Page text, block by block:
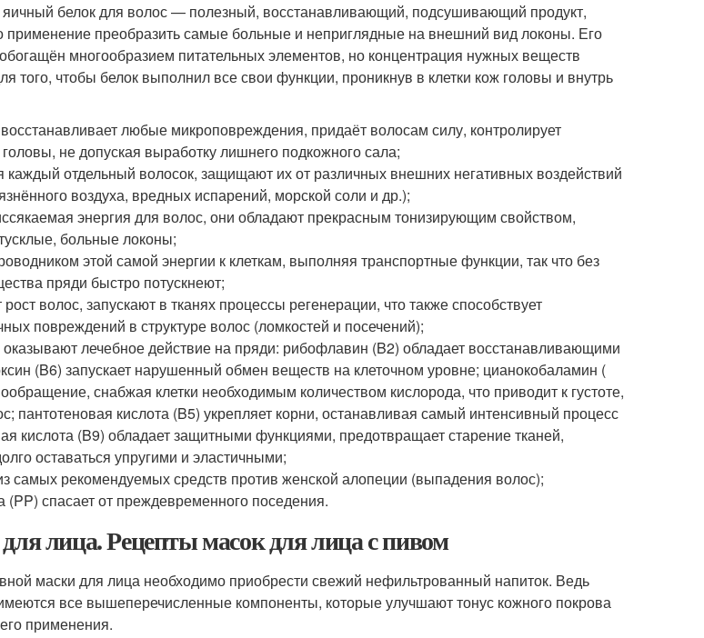
белок для волос — полезный, восстанавливающий, подсушивающий продукт,
применение преобразить самые больные и неприглядные на внешний вид локоны. Его
многообразием питательных элементов, но концентрация нужных веществ
того, чтобы белок выполнил все свои функции, проникнув в клетки кож головы и внутрь
любые микроповреждения, придаёт волосам силу, контролирует
не допуская выработку лишнего подкожного сала;
отдельный волосок, защищают их от различных внешних негативных воздействий
воздуха, вредных испарений, морской соли и др.);
энергия для волос, они обладают прекрасным тонизирующим свойством,
больные локоны;
этой самой энергии к клеткам, выполняя транспортные функции, так что без
пряди быстро потускнеют;
волос, запускают в тканях процессы регенерации, что также способствует
повреждений в структуре волос (ломкостей и посечений);
лечебное действие на пряди: рибофлавин (B2) обладает восстанавливающими
(B6) запускает нарушенный обмен веществ на клеточном уровне; цианокобаламин (
снабжая клетки необходимым количеством кислорода, что приводит к густоте,
пантотеновая кислота (B5) укрепляет корни, останавливая самый интенсивный процесс
кислота (B9) обладает защитными функциями, предотвращает старение тканей,
оставаться упругими и эластичными;
самых рекомендуемых средств против женской алопеции (выпадения волос);
(PP) спасает от преждевременного поседения.
лица. Рецепты масок для лица с пивом
маски для лица необходимо приобрести свежий нефильтрованный напиток. Ведь
все вышеперечисленные компоненты, которые улучшают тонус кожного покрова
применения.